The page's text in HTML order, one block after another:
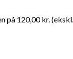
på 120,00 kr.